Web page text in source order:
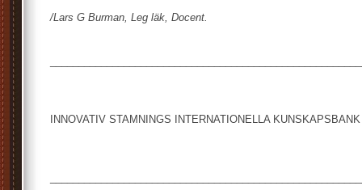
/Lars G Burman, Leg läk, Docent.
INNOVATIV STAMNINGS INTERNATIONELLA